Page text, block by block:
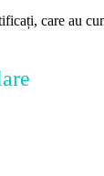
care au